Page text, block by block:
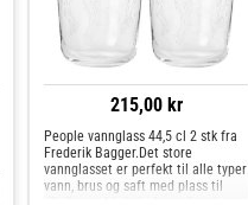
215,00 kr
People vannglass 44,5 cl 2 stk fra
Frederik Bagger.Det store
vannglasset er perfekt til alle typer
vann, brus og saft med plass til